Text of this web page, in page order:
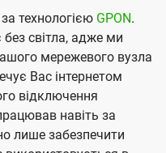
технологією GPON.
без світла, адже ми
мережевого вузла
Вас інтернетом
відключення
навіть за
лише забезпечити